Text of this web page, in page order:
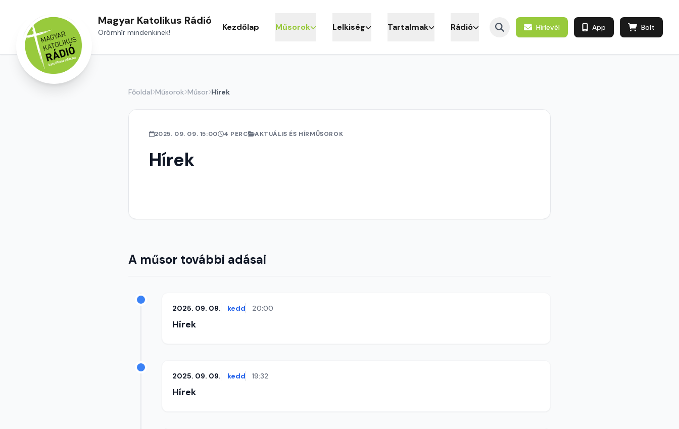
Magyar Katolikus Rádió
Örömhír mindenkinek! Kezdőlap Műsorok Lelkiség Tartalmak Rádió Hírlevél App Bolt
Főoldal Műsorok Műsor Hírek
2025. 09. 09. 15:00 4 PERC AKTUÁLIS ÉS HÍRMŰSOROK
Hírek
A műsor további adásai
2025. 09. 09. kedd 20:00
Hírek
2025. 09. 09. kedd 19:32
Hírek